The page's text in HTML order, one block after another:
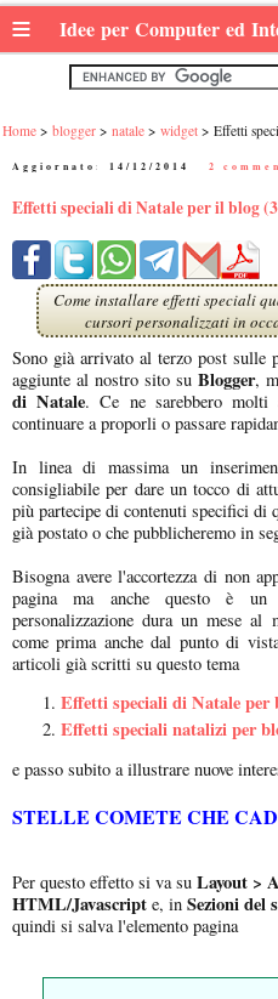
≡ Idee per Computer ed
Home blogger natale widget Effetti
Aggiornato: 14/12/2014 2
Effetti speciali di Natale per il blog
Come installare effetti speciali
cursori personalizzati in
Sono già arrivato al terzo post sulle
aggiunte al nostro sito su Blogger,
di Natale. Ce ne sarebbero
continuare a proporli o passare
In linea di massima un
consigliabile per dare un tocco di
più partecipe di contenuti specifici di
già postato o che pubblicheremo in
Bisogna avere l'accortezza di non
pagina ma anche questo è
personalizzazione dura un mese
come prima anche dal punto di
articoli già scritti su questo tema
Effetti speciali di Natale per
Effetti speciali natalizi per
e passo subito a illustrare nuove
STELLE COMETE CHE
Per questo effetto si va su Layout >
HTML/Javascript e, in Sezioni del
quindi si salva l'elemento pagina